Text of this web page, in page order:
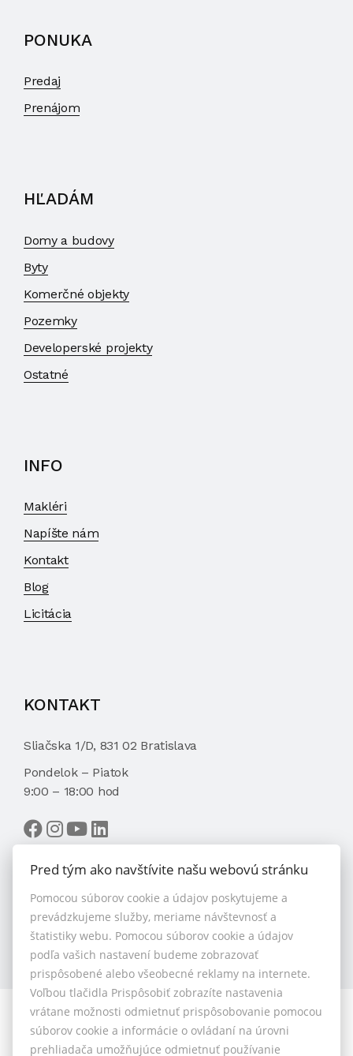
PONUKA
Predaj
Prenájom
HĽADÁM
Domy a budovy
Byty
Komerčné objekty
Pozemky
Developerské projekty
Ostatné
INFO
Makléri
Napíšte nám
Kontakt
Blog
Licitácia
KONTAKT
Sliačska 1/D, 831 02 Bratislava
Pondelok – Piatok
9:00 – 18:00 hod
VYBRAŤ MAKLÉRA
© 2026 - 1.BCR s.r.o.
Sliačska 10235/1D, Bratislava 83102, Tel.: +421 901 789
Pred tým ako navštívite našu webovú stránku
Pomocou súborov cookie a údajov poskytujeme a
prevádzkujeme služby, meriame návštevnosť a
štatistiky webu. Pomocou súborov cookie a údajov
podľa vašich nastavení budeme zobrazovať
prispôsobené alebo všeobecné reklamy na internete.
Voľbou tlačidla Prispôsobiť zobrazíte nastavenia
vrátane možnosti odmietnuť prispôsobovanie pomocou
súborov cookie a informácie o ovládaní na úrovni
prehliadača umožňujúce odmietnuť používanie